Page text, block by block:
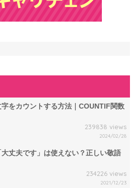
をカウントする方法｜COUNTIF関数
239838 views
2024/02/28
丈夫です」は使えない？正しい敬語
234226 views
2021/12/23